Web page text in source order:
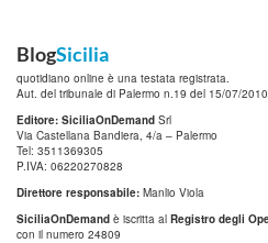
BlogSicilia
quotidiano online è una testata registrata.
Aut. del tribunale di Palermo n.19 del 15/07/2010
Editore: SiciliaOnDemand Srl
Via Castellana Bandiera, 4/a – Palermo
Tel: 3511369305
P.IVA: 06220270828
Direttore responsabile: Manlio Viola
SiciliaOnDemand è iscritta al Registro degli
con il numero 24809